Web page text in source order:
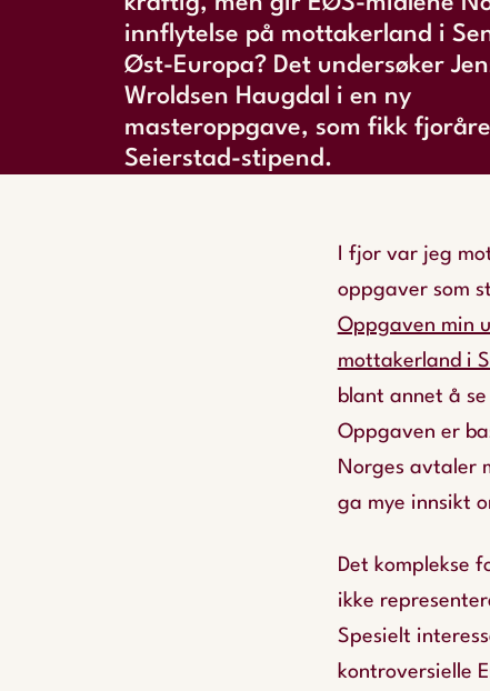
innflytelse på mottakerland i
Øst-Europa? Det undersøker
Wroldsen Haugdal i en ny
masteroppgave, som fikk
Seierstad-stipend.
I fjor var jeg
oppgaver som
Oppgaven min
mottakerland i
blant annet å
Oppgaven er
Norges avtaler
ga mye innsikt
Det komplekse
ikke
Spesielt
kontroversielle